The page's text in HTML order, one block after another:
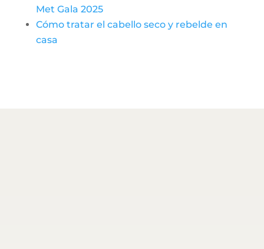
Met Gala 2025
Cómo tratar el cabello seco y rebelde en
casa